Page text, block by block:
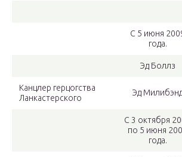
С 5 июня
года.
Эд Боллз
Канцлер герцогства
Ланкастерского
Эд
С 3 октября
по 5 июня
года.